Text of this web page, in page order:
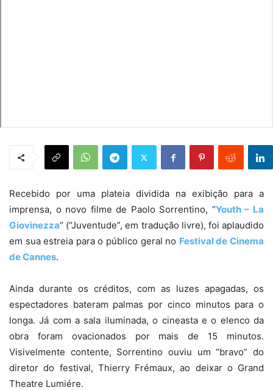
Recebido por uma plateia dividida na exibição para a
imprensa, o novo filme de Paolo Sorrentino, “Youth – La
Giovinezza” (“Juventude”, em tradução livre), foi aplaudido
em sua estreia para o público geral no Festival de Cinema
de Cannes.
Ainda durante os créditos, com as luzes apagadas, os
espectadores bateram palmas por cinco minutos para o
longa. Já com a sala iluminada, o cineasta e o elenco da
obra foram ovacionados por mais de 15 minutos.
Visivelmente contente, Sorrentino ouviu um “bravo” do
diretor do festival, Thierry Frémaux, ao deixar o Grand
Theatre Lumiére.